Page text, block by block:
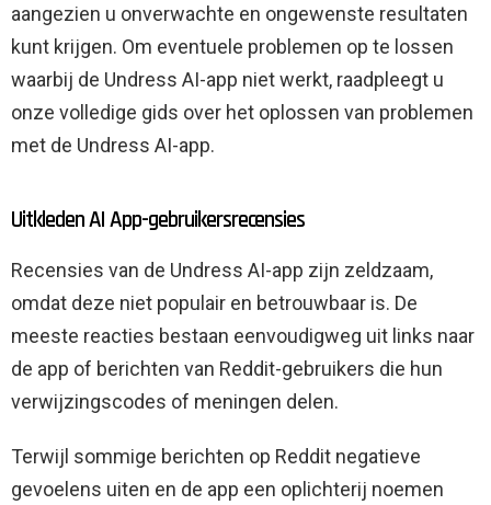
aangezien u onverwachte en ongewenste resultaten
kunt krijgen. Om eventuele problemen op te lossen
waarbij de Undress AI-app niet werkt, raadpleegt u
onze volledige gids over het oplossen van problemen
met de Undress AI-app.
Uitkleden AI App-gebruikersrecensies
Recensies van de Undress AI-app zijn zeldzaam,
omdat deze niet populair en betrouwbaar is. De
meeste reacties bestaan ​​eenvoudigweg uit links naar
de app of berichten van Reddit-gebruikers die hun
verwijzingscodes of meningen delen.
Terwijl sommige berichten op Reddit negatieve
gevoelens uiten en de app een oplichterij noemen